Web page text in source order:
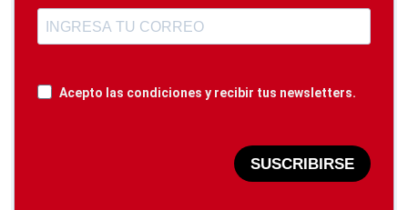
Acepto las condiciones y recibir tus newsletters.
SUSCRIBIRSE